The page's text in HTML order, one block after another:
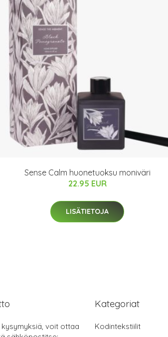
Sense Calm huonetuoksu moniväri
22.95 EUR
LISÄTIETOJA
kysymyksiä, voit ottaa
Kategoriat
Kodintekstiilit